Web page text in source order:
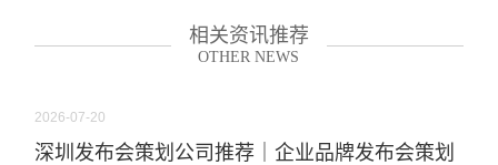
相关资讯推荐
OTHER NEWS
2026-07-20
深圳发布会策划公司推荐｜企业品牌发布会策划